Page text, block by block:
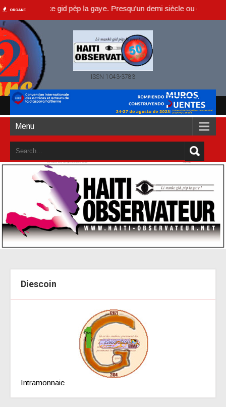
ORGANE
manke gid pèp la gaye. Presqu'un demi siècle ou dans un an
ISSN 1043-3783
Menu
Diescoin
Intramonnaie